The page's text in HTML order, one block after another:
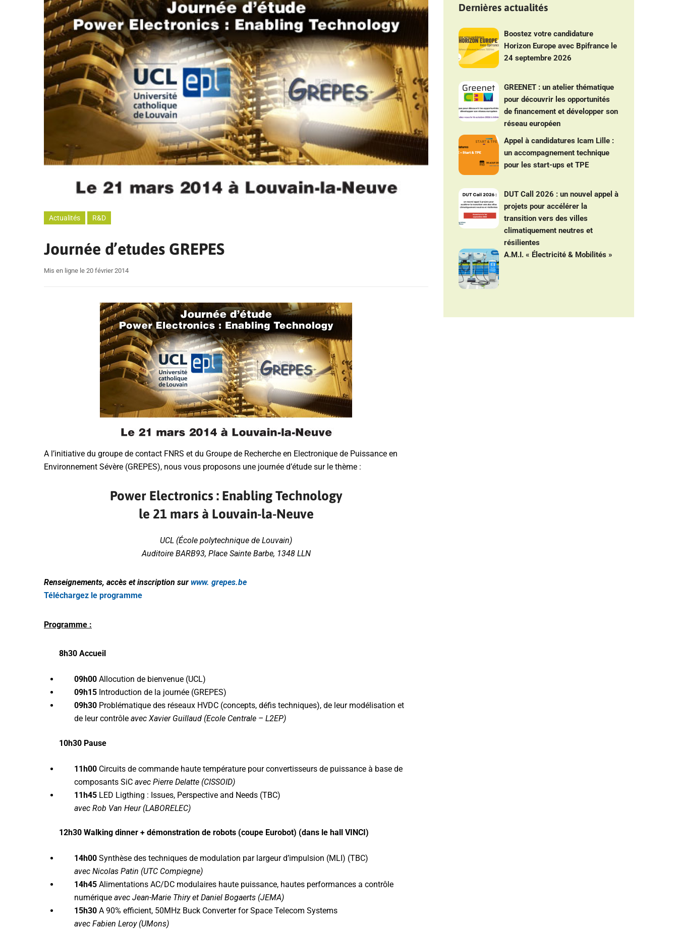
Actualités R&D
Journée d’etudes GREPES
Mis en ligne le 20 février 2014
A l’initiative du groupe de contact FNRS et du Groupe de Recherche en Electronique de Puissance en
Environnement Sévère (GREPES), nous vous proposons une journée d’étude sur le thème :
Power Electronics : Enabling Technology
le 21 mars à Louvain-la-Neuve
UCL (École polytechnique de Louvain)
Auditoire BARB93, Place Sainte Barbe, 1348 LLN
Renseignements, accès et inscription sur www. grepes.be
Téléchargez le programme
Programme :
8h30 Accueil
09h00 Allocution de bienvenue (UCL)
09h15 Introduction de la journée (GREPES)
09h30 Problématique des réseaux HVDC (concepts, défis techniques), de leur modélisation et
de leur contrôle avec Xavier Guillaud (Ecole Centrale – L2EP)
10h30 Pause
11h00 Circuits de commande haute température pour convertisseurs de puissance à base de
composants SiC avec Pierre Delatte (CISSOID)
11h45 LED Ligthing : Issues, Perspective and Needs (TBC)
avec Rob Van Heur (LABORELEC)
12h30 Walking dinner + démonstration de robots (coupe Eurobot) (dans le hall VINCI)
14h00 Synthèse des techniques de modulation par largeur d’impulsion (MLI) (TBC)
avec Nicolas Patin (UTC Compiegne)
14h45 Alimentations AC/DC modulaires haute puissance, hautes performances a contrôle
numérique avec Jean-Marie Thiry et Daniel Bogaerts (JEMA)
15h30 A 90% efficient, 50MHz Buck Converter for Space Telecom Systems
avec Fabien Leroy (UMons)
Dernières actualités
Boostez votre candidature
Horizon Europe avec Bpifrance le
24 septembre 2026
GREENET : un atelier thématique
pour découvrir les opportunités
de financement et développer son
réseau européen
Appel à candidatures Icam Lille :
un accompagnement technique
pour les start-ups et TPE
DUT Call 2026 : un nouvel appel à
projets pour accélérer la
transition vers des villes
climatiquement neutres et
résilientes
A.M.I. « Électricité & Mobilités »